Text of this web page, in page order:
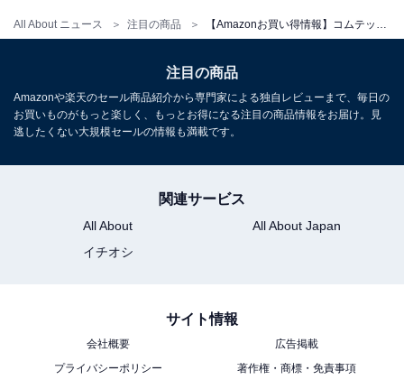
All About ニュース 注目の商品
コムテック ドライブレコーダー ZDR065 フロントカメラ
WQHD 前後STARVIS 2搭載で夜間撮影性能向上 前後2カ
メラ GPS内蔵 後続車両接近お知らせ 運転支援機能 日本
コムテック「ZDR018」
注目の商品
Amazonや楽天のセール商品紹介から専門家による独自レビューまで、毎日の
お買いものがもっと楽しく、もっとお得になる注目の商品情報をお届け。見
逃したくない大規模セールの情報も満載です。
関連サービス
All About
All About Japan
イチオシ
サイト情報
会社概要
広告掲載
プライバシーポリシー
著作権・商標・免責事項